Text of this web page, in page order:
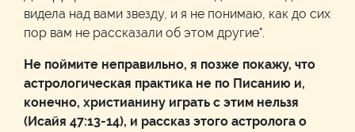
видела над вами звезду, и я не понимаю, как до сих
пор вам не рассказали об этом другие".
Не поймите неправильно, я позже покажу, что
астрологическая практика не по Писанию и,
конечно, христианину играть с этим нельзя
(Исайя 47:13-14), и рассказ этого астролога о